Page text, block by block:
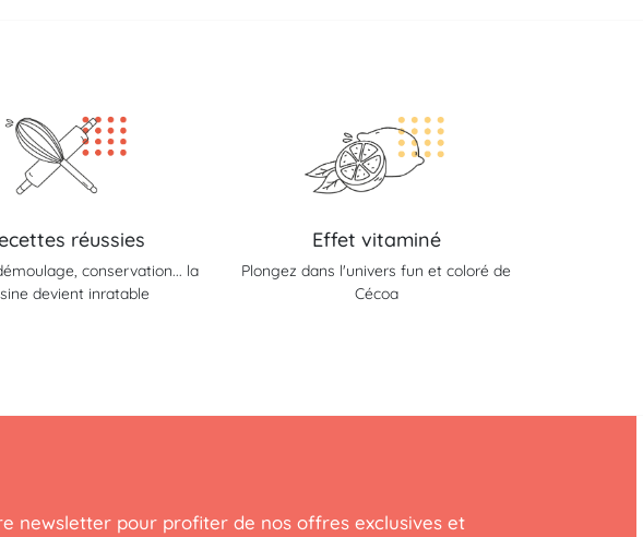
réussies
conservation... la
devient inratable
Effet vitaminé
Plongez dans l'univers fun et coloré de
Cécoa
newsletter pour profiter de nos offres exclusives et